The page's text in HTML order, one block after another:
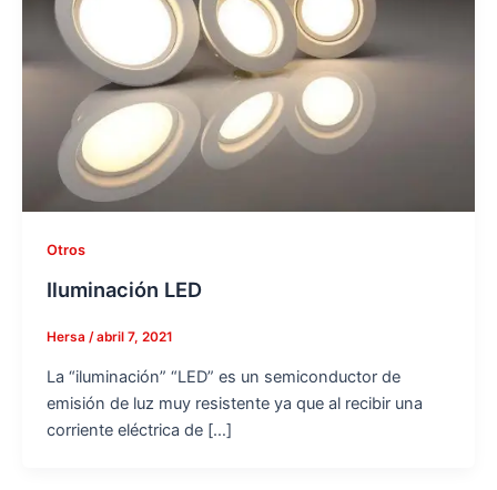
Otros
Iluminación LED
Hersa /abril 7, 2021
La “iluminación” “LED” es un semiconductor de
emisión de luz muy resistente ya que al recibir una
corriente eléctrica de […]